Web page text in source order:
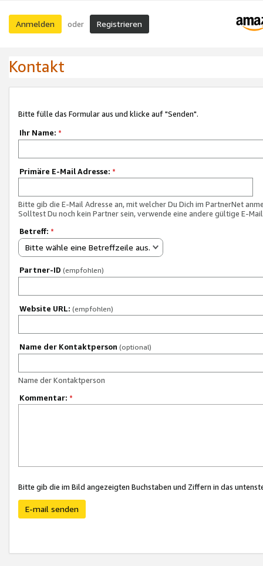
Anmelden oder Registrieren
Kontakt
Bitte fülle das Formular aus und klicke auf "Senden".
Ihr Name: *
Primäre E-Mail Adresse: *
Bitte gib die E-Mail Adresse an, mit welcher Du Dich im PartnerNet
Solltest Du noch kein Partner sein, verwende eine andere gültige E-
Betreff: *
Bitte wähle eine Betreffzeile aus.
Partner-ID (empfohlen)
Website URL: (empfohlen)
Name der Kontaktperson (optional)
Name der Kontaktperson
Kommentar: *
Bitte gib die im Bild angezeigten Buchstaben und Ziffern in das
E-mail senden